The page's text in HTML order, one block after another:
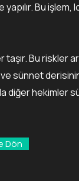
Bu işlem,
Bu riskler
ve sünnet
diğer hekimler
Dön